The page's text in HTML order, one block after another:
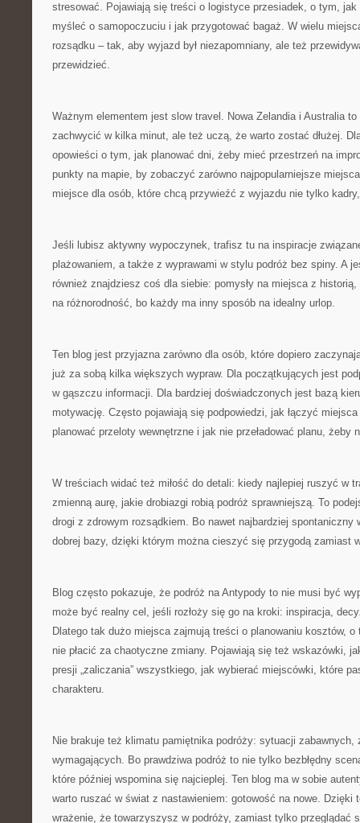
stresować. Pojawiają się treści o logistyce przesiadek, o tym,
myśleć o samopoczuciu i jak przygotować bagaż. W wielu
rozsądku – tak, aby wyjazd był niezapomniany, ale też
przewidzieć.
Ważnym elementem jest slow travel. Nowa Zelandia i Australia
zachwycić w kilka minut, ale też uczą, że warto zostać dłużej.
opowieści o tym, jak planować dni, żeby mieć przestrzeń na
punkty na mapie, by zobaczyć zarówno najpopularniejsze
miejsce dla osób, które chcą przywieźć z wyjazdu nie tylko
Jeśli lubisz aktywny wypoczynek, trafisz tu na inspiracje
plażowaniem, a także z wyprawami w stylu podróż bez spiny. A
również znajdziesz coś dla siebie: pomysły na miejsca z
na różnorodność, bo każdy ma inny sposób na idealny urlop.
Ten blog jest przyjazna zarówno dla osób, które dopiero
już za sobą kilka większych wypraw. Dla początkujących jest
w gąszczu informacji. Dla bardziej doświadczonych jest bazą
motywację. Często pojawiają się podpowiedzi, jak łączyć
planować przeloty wewnętrzne i jak nie przeładować planu, żeby
W treściach widać też miłość do detali: kiedy najlepiej ruszyć w
zmienną aurę, jakie drobiazgi robią podróż sprawniejszą. To
drogi z zdrowym rozsądkiem. Bo nawet najbardziej spontaniczny
dobrej bazy, dzięki którym można cieszyć się przygodą zamiast
Blog często pokazuje, że podróż na Antypody to nie musi być
może być realny cel, jeśli rozłoży się go na kroki: inspiracja,
Dlatego tak dużo miejsca zajmują treści o planowaniu kosztów,
nie płacić za chaotyczne zmiany. Pojawiają się też wskazówki,
presji „zaliczania” wszystkiego, jak wybierać miejscówki, które
charakteru.
Nie brakuje też klimatu pamiętnika podróży: sytuacji
wymagających. Bo prawdziwa podróż to nie tylko bezbłędny
które później wspomina się najcieplej. Ten blog ma w sobie
warto ruszać w świat z nastawieniem: gotowość na nowe. Dzięki
wrażenie, że towarzyszysz w podróży, zamiast tylko przeglądać